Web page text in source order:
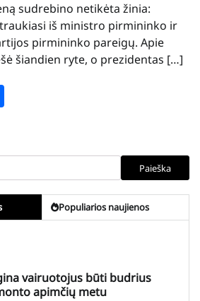
sudrebino netikėta žinia:
iš ministro pirmininko ir
pirmininko pareigų. Apie
šiandien ryte, o prezidentas […]
Paieška
Populiarios naujienos
vairuotojus būti budrius
apimčių metu